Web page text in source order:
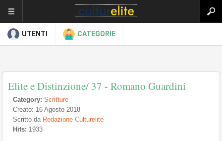
UTENTI CATEGORIE
Elite e Distinzione/ 37 - Romano Guardini
Category: Scritture
Creato: 16 Agosto 2018
Scritto da Redazione Culturelite
Hits: 1933